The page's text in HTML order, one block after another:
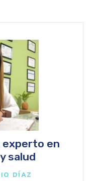
experto en
salud
DÍAZ